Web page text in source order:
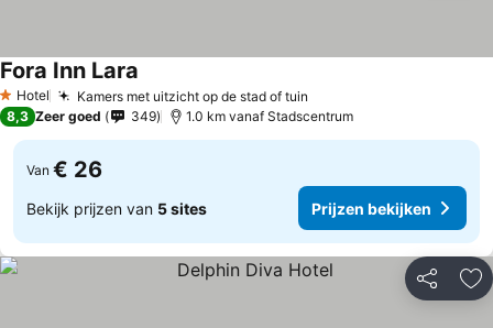
1 Sterren
Hotel Kamers met uitzicht op de stad of tuin
Fora Inn Lara
8,3 Zeer goed 349 1.0 km vanaf Stadscentrum
Van € 26
Bekijk prijzen van 5 sites Prijzen bekijken
Delen